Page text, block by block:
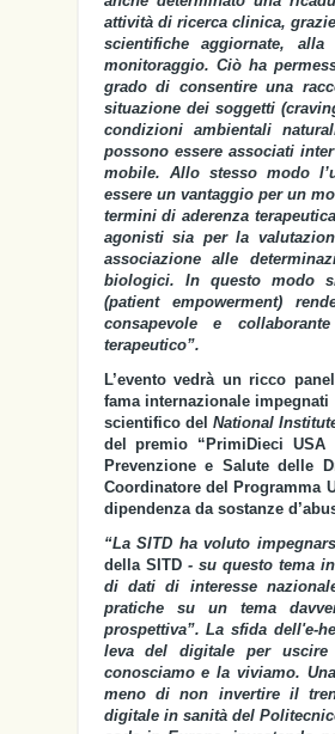
attività di ricerca clinica,
scientifiche aggiornate,
monitoraggio. Ciò ha
grado di consentire una
situazione dei soggetti
condizioni ambientali
possono essere associati
mobile. Allo stesso modo
essere un vantaggio per un
termini di aderenza
agonisti sia per la
associazione alle
biologici. In questo modo
(patient empowerment)
consapevole e
terapeutico”.
L’evento vedrà un ricco
fama internazionale
scientifico del National
del premio “PrimiDieci USA
Prevenzione e Salute delle
Coordinatore del Programma
dipendenza da sostanze
“La SITD ha voluto
della SITD- su questo tema
di dati di interesse
pratiche su un tema
prospettiva”. La sfida dell'e-
leva del digitale per
conosciamo e la viviamo.
meno di non invertire il
digitale in sanità del